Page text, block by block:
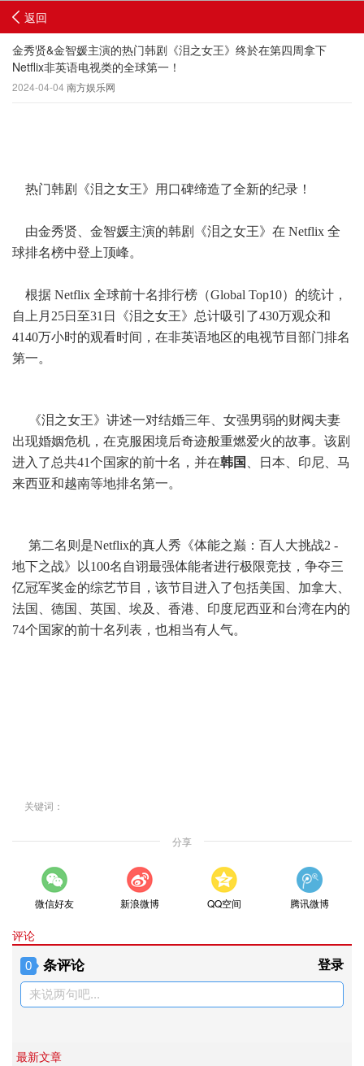
返回
金秀贤&金智媛主演的热门韩剧《泪之女王》终於在第四周拿下
Netflix非英语电视类的全球第一！
2024-04-04 南方娱乐网
热门韩剧《泪之女王》用口碑缔造了全新的纪录！
由金秀贤、金智媛主演的韩剧《泪之女王》在 Netflix 全
球排名榜中登上顶峰。
根据 Netflix 全球前十名排行榜（Global Top10）的统计，
自上月25日至31日《泪之女王》总计吸引了430万观众和
4140万小时的观看时间，在非英语地区的电视节目部门排名
第一。
《泪之女王》讲述一对结婚三年、女强男弱的财阀夫妻
出现婚姻危机，在克服困境后奇迹般重燃爱火的故事。该剧
进入了总共41个国家的前十名，并在韩国
、日本、印尼、马
来西亚和越南等地排名第一。
第二名则是Netflix的真人秀《体能之巅：百人大挑战2 -
地下之战》以100名自诩最强体能者进行极限竞技，争夺三
亿冠军奖金的综艺节目，该节目进入了包括美国、加拿大、
法国、德国、英国、埃及、香港、印度尼西亚和台湾在内的
74个国家的前十名列表，也相当有人气。
关键词：
分享
微信好友 新浪微博 QQ空间 腾讯微博
评论
0 条评论 登录
来说两句吧...
最新文章